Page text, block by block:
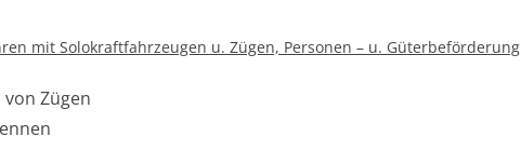
mit Solokraftfahrzeugen u. Zügen, Personen – u. Güterbeförderung
Zügen